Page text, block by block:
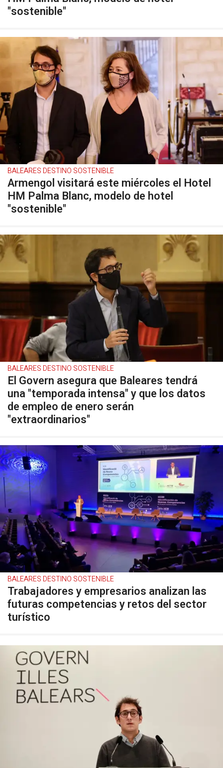
"sostenible"
BALEARES DESTINO SOSTENIBLE
Armengol visitará este miércoles el Hotel
HM Palma Blanc, modelo de hotel
"sostenible"
BALEARES DESTINO SOSTENIBLE
El Govern asegura que Baleares tendrá
una "temporada intensa" y que los datos
de empleo de enero serán
"extraordinarios"
BALEARES DESTINO SOSTENIBLE
Trabajadores y empresarios analizan las
futuras competencias y retos del sector
turístico